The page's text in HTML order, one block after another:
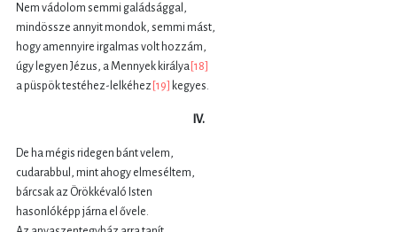
Nem vádolom semmi galádsággal,
mindössze annyit mondok, semmi mást,
hogy amennyire irgalmas volt hozzám,
úgy legyen Jézus, a Mennyek királya [18]
a püspök testéhez-lelkéhez [19] kegyes.
IV.
De ha mégis ridegen bánt velem,
cudarabbul, mint ahogy elmeséltem,
bárcsak az Örökkévaló Isten
hasonlóképp járna el ővele.